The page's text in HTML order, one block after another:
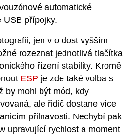
automatické
USB přípojky.
jen v o dost vyšším
rozeznat jednotlivá tlačítka
řízení stability. Kromě
ESP je zde také volba s
by mohl být mód, kdy
ale řidič dostane více
přilnavosti. Nechybí pak
upravující rychlost a moment